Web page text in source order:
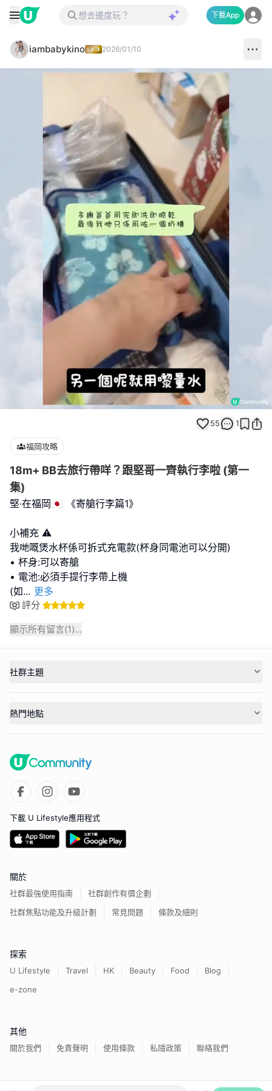
下載App
iambabykino 2026/01/10
Loaded
100.00%
Unmute
55 1
福岡攻略
18m+ BB去旅行帶咩？跟堅哥一齊執行李啦 (第一
集)
堅·在福岡🇯🇵 《寄艙行李篇1》
小補充 ⚠️
我哋嘅煲水杯係可拆式充電款(杯身同電池可以分開)
• 杯身:可以寄艙
• 電池:必須手提行李帶上機
(如... 更多
評分
顯示所有留言(1)...
社群主題
熱門地點
下載 U Lifestyle應用程式
關於
社群最強使用指南
社群創作有價企劃
社群焦點功能及升級計劃
常見問題 條款及細則
探索
U Lifestyle Travel HK Beauty Food
Blog
e-zone
其他
關於我們 免責聲明 使用條款 私隱政策 聯絡我們